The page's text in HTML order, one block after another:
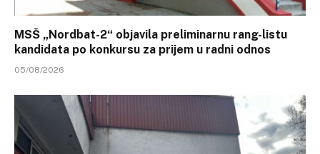
MSŠ „Nordbat-2“ objavila preliminarnu rang-listu
kandidata po konkursu za prijem u radni odnos
05/08/2026